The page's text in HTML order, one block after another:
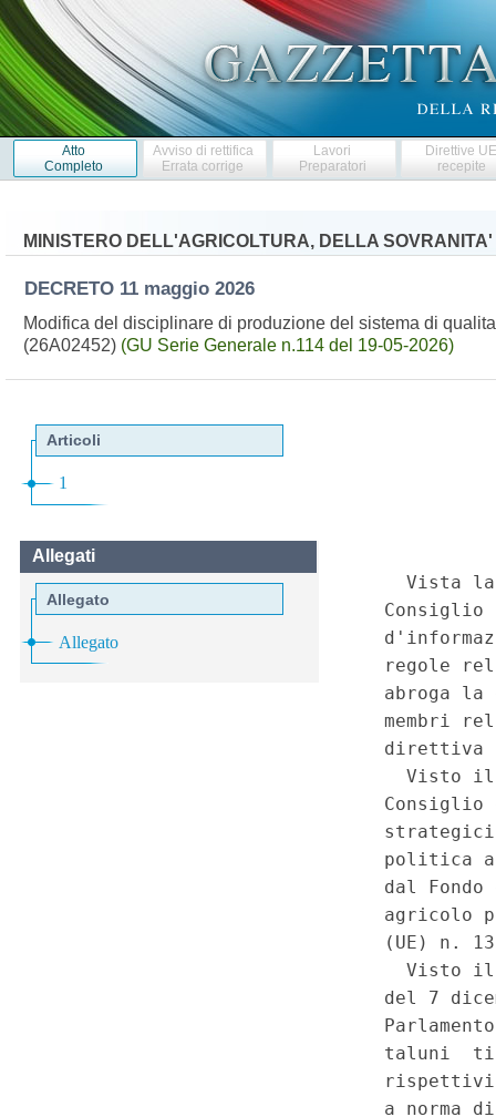
Atto
Completo
Avviso di rettifica
Errata corrige
Lavori
Preparatori
Direttive
recepite
MINISTERO DELL'AGRICOLTURA, DELLA
DECRETO 11 maggio 2026
Modifica del disciplinare di produzione del sistema di
(26A02452) (GU Serie Generale n.114 del 19-05-2026)